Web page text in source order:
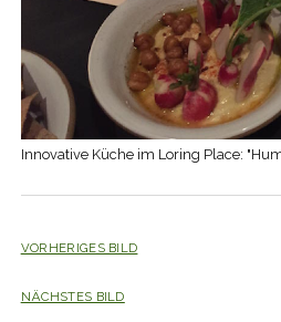
Innovative Küche im Loring Place:
VORHERIGES BILD
NÄCHSTES BILD